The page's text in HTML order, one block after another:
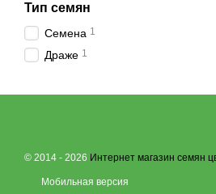
Тип семян
Семена 1
Драже 1
© 2014 - 2026 Интернет магазин семян
Мобильная версия